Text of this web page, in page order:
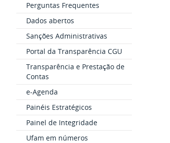
Perguntas Frequentes
Dados abertos
Sanções Administrativas
Portal da Transparência CGU
Transparência e Prestação de
Contas
e-Agenda
Painéis Estratégicos
Painel de Integridade
Ufam em números